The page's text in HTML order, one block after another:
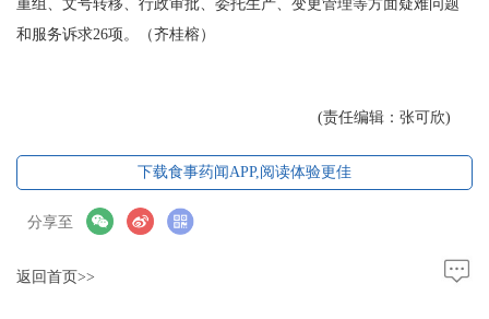
重组、文号转移、行政审批、委托生产、变更管理等方面疑难问题
和服务诉求26项。（齐桂榕）
(责任编辑：张可欣)
下载食事药闻APP,阅读体验更佳
分享至
返回首页>>